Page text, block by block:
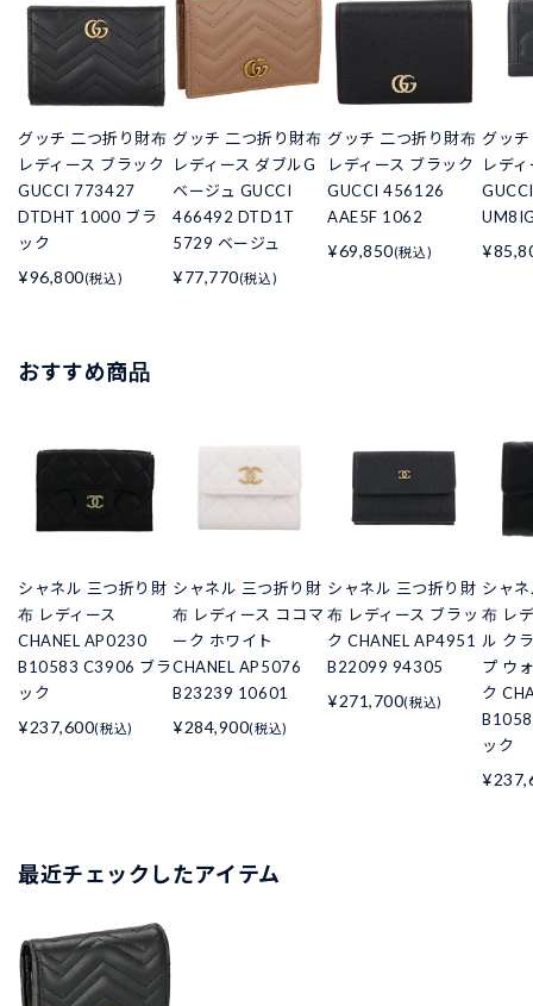
グッチ 二つ折り財布
レディース ブラック
GUCCI 773427
DTDHT 1000 ブラ
ック
¥96,800(税込)
グッチ 二つ折り財布
レディース ダブルG
ベージュ GUCCI
466492 DTD1T
5729 ベージュ
¥77,770(税込)
グッチ 二つ折り財布
レディース ブラック
GUCCI 456126
AAE5F 1062
¥69,850(税込)
グッ
レデ
おすすめ商品
シャネル 三つ折り財
布 レディース
CHANEL AP0230
B10583 C3906 ブラ
ック
¥237,600(税込)
シャネル 三つ折り財
布 レディース ココマ
ーク ホワイト
CHANEL AP5076
B23239 10601
¥284,900(税込)
シャネル 三つ折り財
布 レディース ブラッ
ク CHANEL AP4951
B22099 94305
¥271,700(税込)
シャ
布 レ
ル ク
プ ウ
ク
ック
最近チェックしたアイテム